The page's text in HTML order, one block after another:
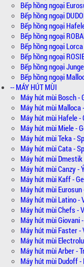
Bếp hồng ngoại
Bếp hồng ngoại
Bếp hồng ngoại
Bếp hồng ngoại
Bếp hồng ngoại Lorca
Bếp hồng ngoại
Bếp hồng ngoại
Bếp hồng ngoại
-- MÁY HÚT MÙI
Máy hút mùi Bosch -
Máy hút mùi Malloca
Máy hút mùi Hafele -
Máy hút mùi Miele -
Máy hút mùi Teka -
Máy hút mùi Cata -
Máy hút mùi Dmestik
Máy hút mùi Canzy -
Máy hút mùi Kaff -
Máy hút mùi
Máy hút mùi Latino -
Máy hút mùi Chefs -
Máy hút mùi Giovani
Máy hút mùi Faster -
Máy hút mùi
Máy hút mùi Arber -
Máy hút mùi Dudoff -